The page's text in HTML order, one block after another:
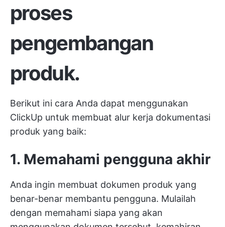
proses
pengembangan
produk.
Berikut ini cara Anda dapat menggunakan
ClickUp untuk membuat alur kerja dokumentasi
produk yang baik:
1. Memahami pengguna akhir
Anda ingin membuat dokumen produk yang
benar-benar membantu pengguna. Mulailah
dengan memahami siapa yang akan